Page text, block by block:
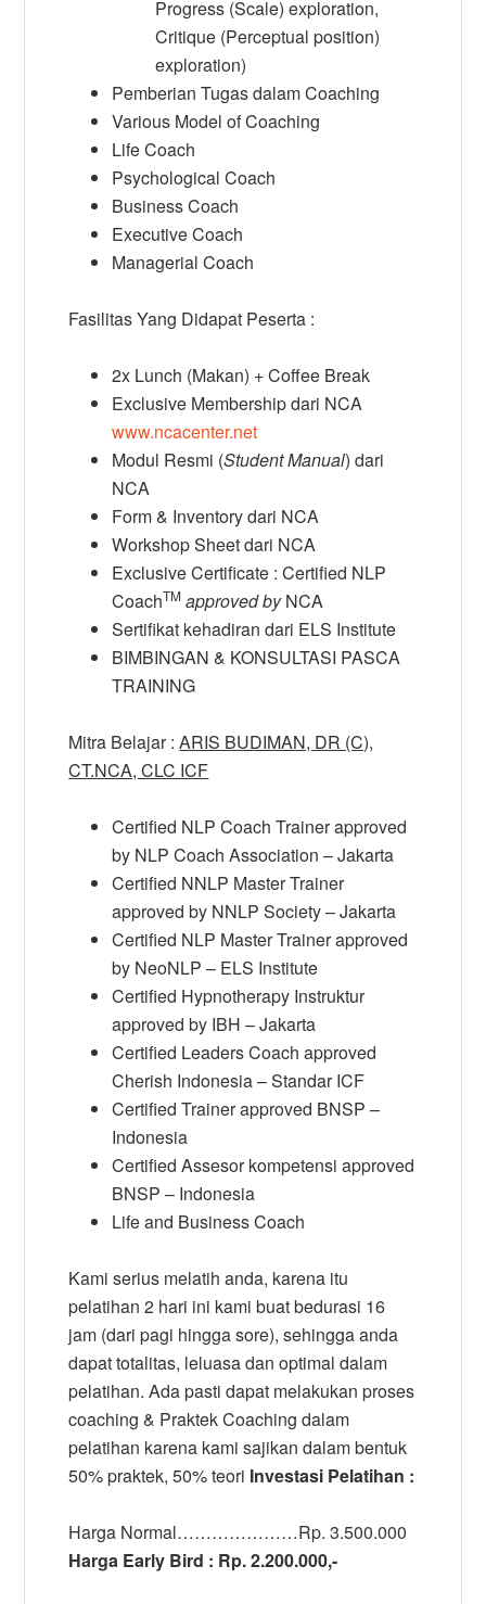
Progress (Scale) exploration,
Critique (Perceptual position)
exploration)
Pemberian Tugas dalam Coaching
Various Model of Coaching
Life Coach
Psychological Coach
Business Coach
Executive Coach
Managerial Coach
Fasilitas Yang Didapat Peserta :
2x Lunch (Makan) + Coffee Break
Exclusive Membership dari NCA
www.ncacenter.net
Modul Resmi (Student Manual) dari
NCA
Form & Inventory dari NCA
Workshop Sheet dari NCA
Exclusive Certificate : Certified NLP
CoachTM approved byNCA
Sertifikat kehadiran dari ELS Institute
BIMBINGAN & KONSULTASI PASCA
TRAINING
Mitra Belajar :ARIS BUDIMAN, DR (C),
CT.NCA, CLC ICF
Certified NLP Coach Trainer approved
by NLP Coach Association – Jakarta
Certified NNLP Master Trainer
approved by NNLP Society – Jakarta
Certified NLP Master Trainer approved
by NeoNLP – ELS Institute
Certified Hypnotherapy Instruktur
approved by IBH – Jakarta
Certified Leaders Coach approved
Cherish Indonesia – Standar ICF
Certified Trainer approved BNSP –
Indonesia
Certified Assesor kompetensi approved
BNSP – Indonesia
Life and Business Coach
Kami serius melatih anda, karena itu
pelatihan 2 hari ini kami buat bedurasi 16
jam (dari pagi hingga sore), sehingga anda
dapat totalitas, leluasa dan optimal dalam
pelatihan. Ada pasti dapat melakukan proses
coaching & Praktek Coaching dalam
pelatihan karena kami sajikan dalam bentuk
50% praktek, 50% teori Investasi Pelatihan :
Harga Normal…………………Rp. 3.500.000
Harga Early Bird : Rp. 2.200.000,-